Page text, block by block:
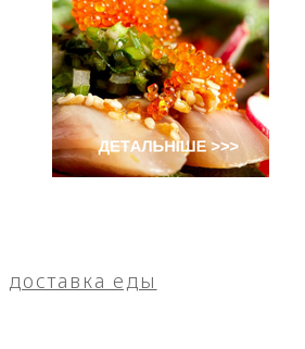
доставка еды